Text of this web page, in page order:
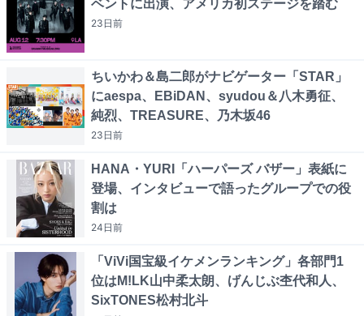
ベントに出演、アメリカ初ステージを踏む
23日前
ちいかわ＆島二郎がナビゲーター「STAR」
にaespa、EBiDAN、syudou＆八木勇征、
純烈、TREASURE、乃木坂46
23日前
HANA・YURI「ハーパーズ バザー」表紙に
登場、インタビューで語ったグループでの役
割は
24日前
「ViVi国宝級イケメンランキング」各部門1
位はM!LK山中柔太朗、げんじぶ杢代和人、
SixTONES松村北斗